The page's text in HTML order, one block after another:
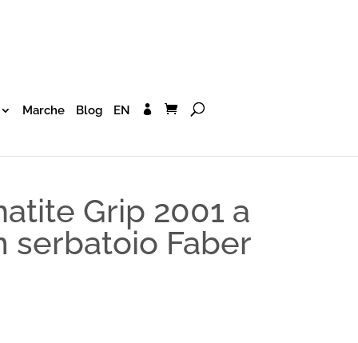
Marche Blog EN
Grip 2001 a
serbatoio Faber